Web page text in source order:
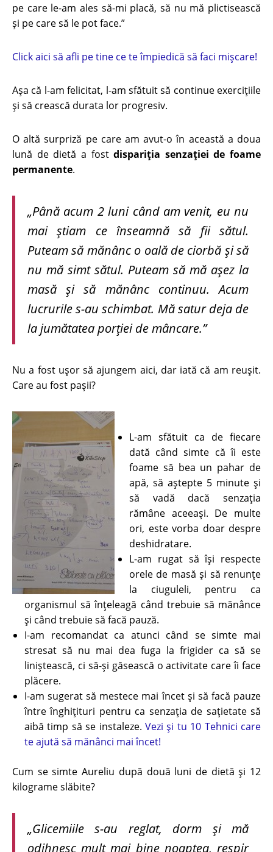
pe care le-am ales să-mi placă, să nu mă plictisească
şi pe care să le pot face.”
Click aici să afli pe tine ce te împiedică să faci mișcare!
Așa că l-am felicitat, l-am sfătuit să continue exercițiile
și să crească durata lor progresiv.
O altă surpriză pe care am avut-o în această a doua
lună de dietă a fostdispariția senzației de foame
permanente.
„Până acum 2 luni când am venit, eu nu
mai știam ce înseamnă să fii sătul.
Puteam să mănânc o oală de ciorbă și să
nu mă simt sătul. Puteam să mă așez la
masă și să mănânc continuu. Acum
lucrurile s-au schimbat. Mă satur deja de
la jumătatea porției de mâncare.”
Nu a fost ușor să ajungem aici, dar iată că am reușit.
Care au fost pașii?
L-am sfătuit ca de fiecare
dată când simte că îi este
foame să bea un pahar de
apă, să aștepte 5 minute și
să vadă dacă senzația
rămâne aceeași. De multe
ori, este vorba doar despre
deshidratare.
L-am rugat să își respecte
orele de masă și să renunțe
la ciuguleli, pentru ca
organismul să înțeleagă când trebuie să mănânce
și când trebuie să facă pauză.
I-am recomandat ca atunci când se simte mai
stresat să nu mai dea fuga la frigider ca să se
liniștească, ci să-și găsească o activitate care îi face
plăcere.
I-am sugerat să mestece mai încet și să facă pauze
între înghițituri pentru ca senzația de sațietate să
aibă timp să se instaleze. Vezi și tu 10 Tehnici care
te ajută să mănânci mai încet!
Cum se simte Aureliu după două luni de dietă și 12
kilograme slăbite?
„Glicemiile s-au reglat, dorm şi mă
odihnesc mult mai bine noaptea, respir